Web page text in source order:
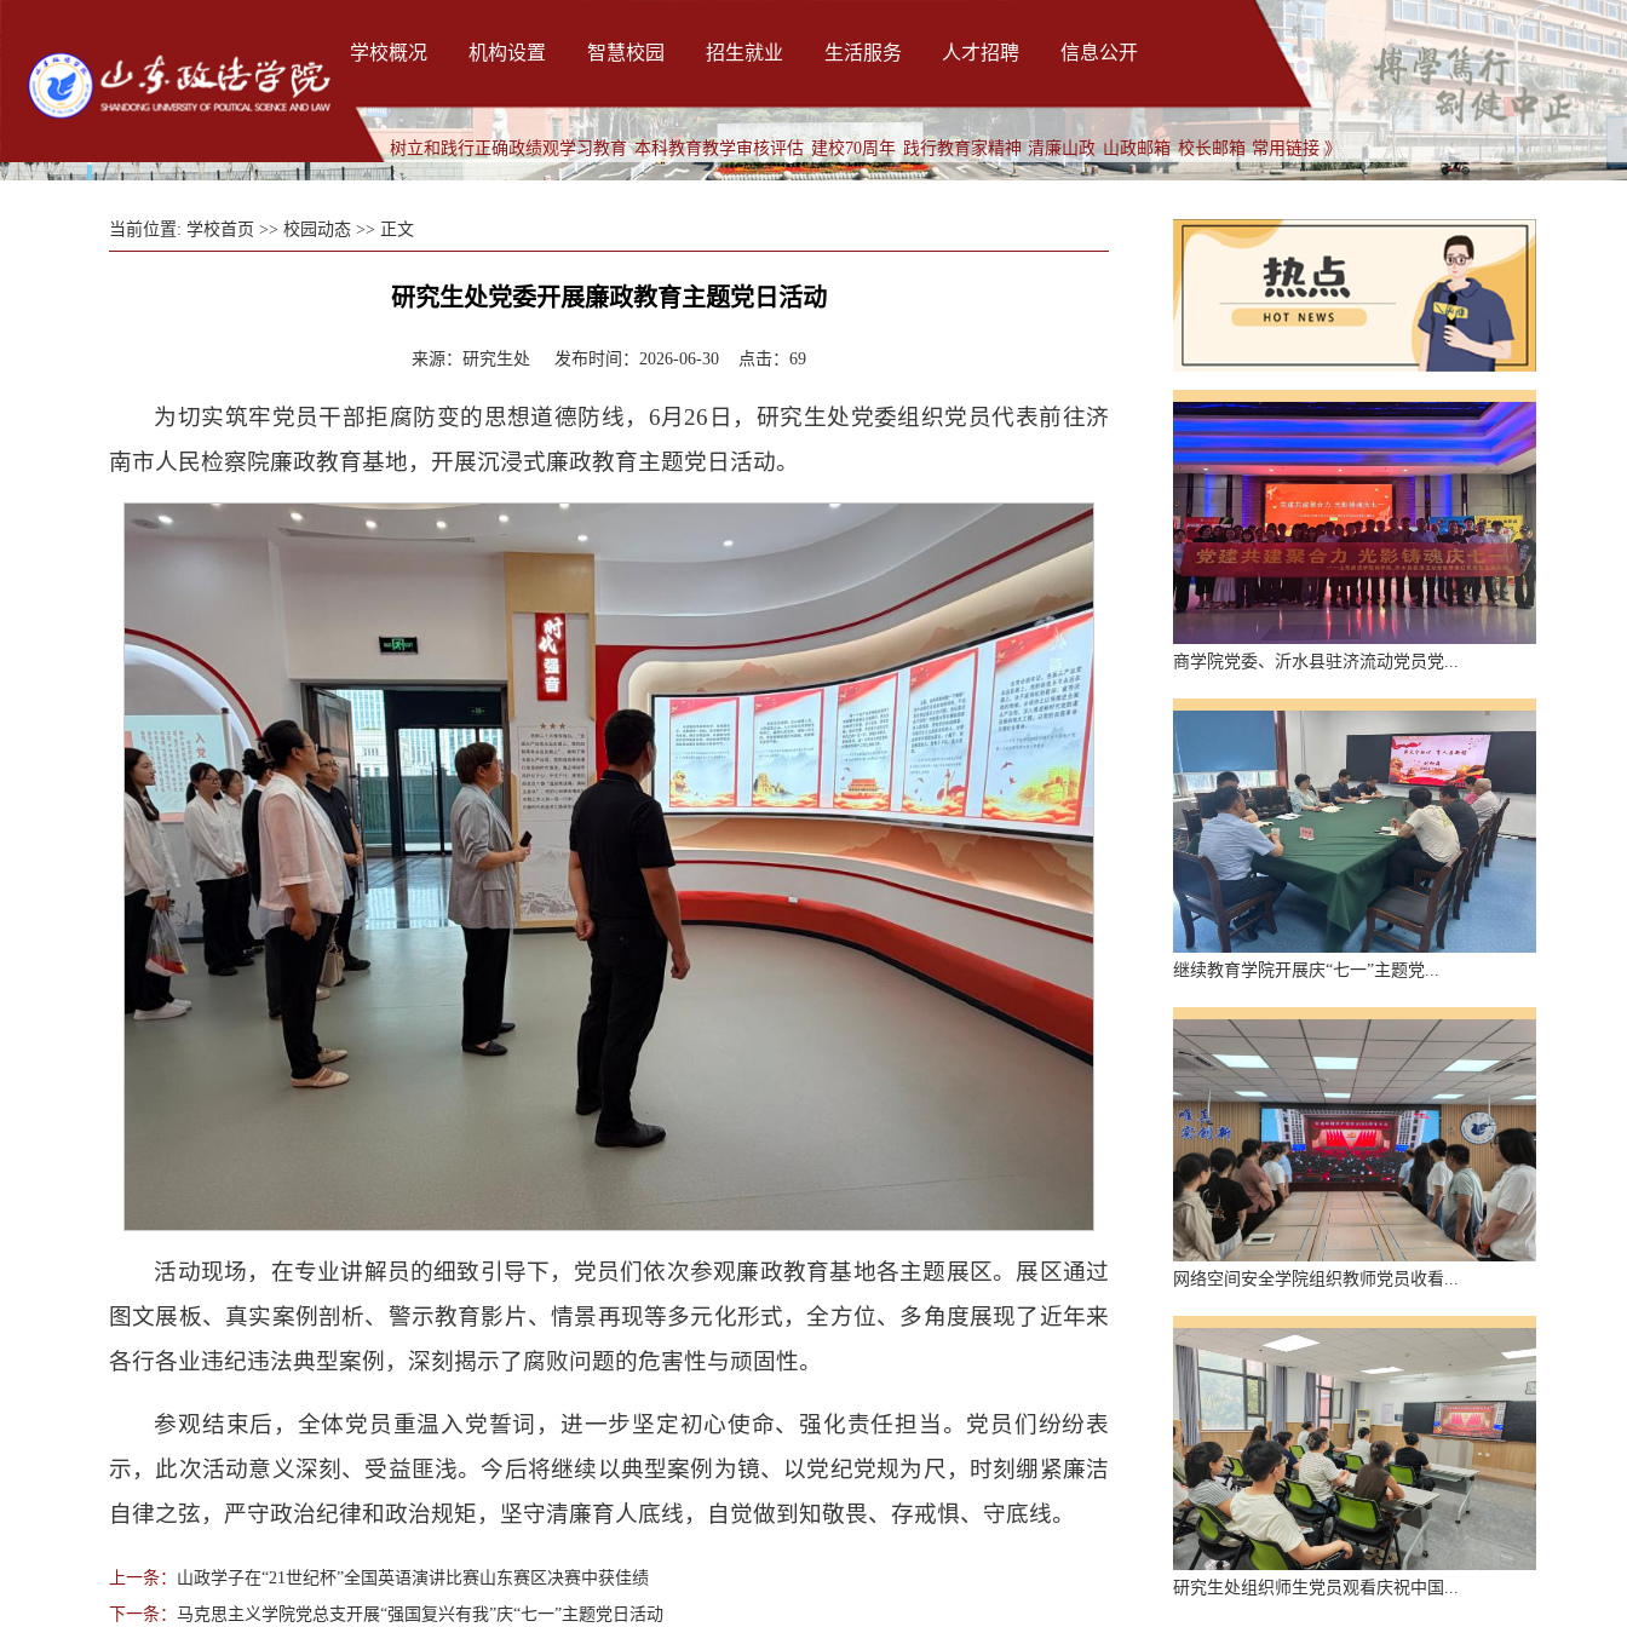
学校概况 机构设置 智慧校园 招生就业 生活服务 人才招聘 信息公开
树立和践行正确政绩观学习教育 本科教育教学审核评估 建校70周年 践行教育家精神 清廉山政 山政邮箱 校长邮箱 常用链接 》
当前位置: 学校首页 >> 校园动态 >> 正文
研究生处党委开展廉政教育主题党日活动
来源：研究生处 发布时间：2026-06-30 点击： 69
为切实筑牢党员干部拒腐防变的思想道德防线，6月26日，研究生处党委组织党员代表前往济
南市人民检察院廉政教育基地，开展沉浸式廉政教育主题党日活动。
活动现场，在专业讲解员的细致引导下，党员们依次参观廉政教育基地各主题展区。展区通过
图文展板、真实案例剖析、警示教育影片、情景再现等多元化形式，全方位、多角度展现了近年来
各行各业违纪违法典型案例，深刻揭示了腐败问题的危害性与顽固性。
参观结束后，全体党员重温入党誓词，进一步坚定初心使命、强化责任担当。党员们纷纷表
示，此次活动意义深刻、受益匪浅。今后将继续以典型案例为镜、以党纪党规为尺，时刻绷紧廉洁
自律之弦，严守政治纪律和政治规矩，坚守清廉育人底线，自觉做到知敬畏、存戒惧、守底线。
上一条： 山政学子在“21世纪杯”全国英语演讲比赛山东赛区决赛中获佳绩
下一条： 马克思主义学院党总支开展“强国复兴有我”庆“七一”主题党日活动
商学院党委、沂水县驻济流动党员党...
继续教育学院开展庆“七一”主题党...
网络空间安全学院组织教师党员收看...
研究生处组织师生党员观看庆祝中国...